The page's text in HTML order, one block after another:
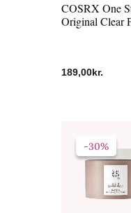
COSRX One
Original Clear
189,00kr.
-30%
-30%pris
var: